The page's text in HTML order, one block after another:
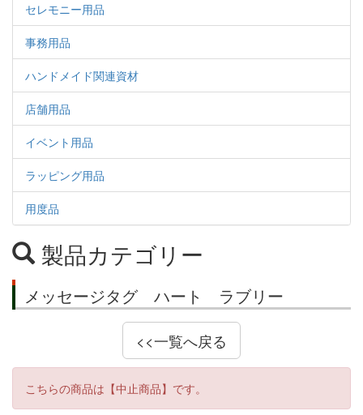
セレモニー用品
事務用品
ハンドメイド関連資材
店舗用品
イベント用品
ラッピング用品
用度品
製品カテゴリー
メッセージタグ ハート ラブリー
<<一覧へ戻る
こちらの商品は【中止商品】です。